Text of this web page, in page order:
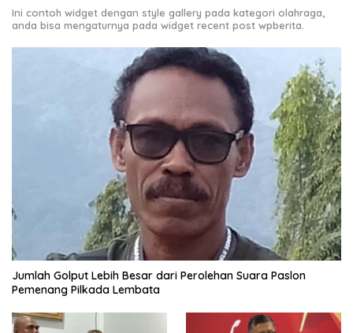
Ini contoh widget dengan style gallery pada kategori olahraga,
anda bisa mengaturnya pada widget recent post wpberita.
Jumlah Golput Lebih Besar dari Perolehan Suara Paslon
Pemenang Pilkada Lembata